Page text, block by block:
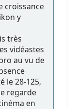
croissance
y
très
vidéastes
au vu de
le 28-125,
regarde
en